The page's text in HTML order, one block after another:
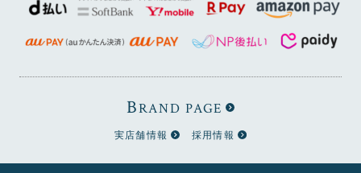
BRAND PAGE
実店舗情報 採用情報